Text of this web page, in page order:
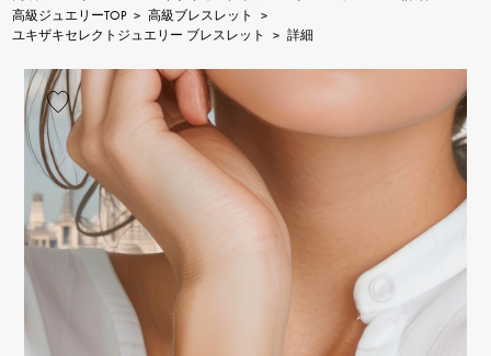
OMEGA
オメガ ブライトリング
A.LANGE & SOHNE
ランゲ＆ゾーネ
Breguet
PATEK PHILIPPE
パテック・フィリップ
IWC
FRANCK MULLER
フランク・ミュラー
VACHERON
CONSTANTIN
ヴァシュロン・コンスタ
ンタン
AUDEMARS PIGUET
オーデマ・ピゲ
JAEGER LE COULTRE
ジャガー・ルクルト
レガリア ダブルトップ
YOBIKO
ヨビコ
NOMBRE
NOMBRE putite
ノンブルプティ
ALPHA putite
アルファプティ
RICH CROSS
リッチクロス
TwinPinky
ツインピンキー
ANGLER
アングラー
ETERNITY
エタニティ
ケリー
ガーデンパーティー エブリン
財布
小物
エルメスバッグ
高級ジュエリーTOP > 高級ブレスレット
>
ユキザキセレクトジュエリー ブレスレット
> 詳細